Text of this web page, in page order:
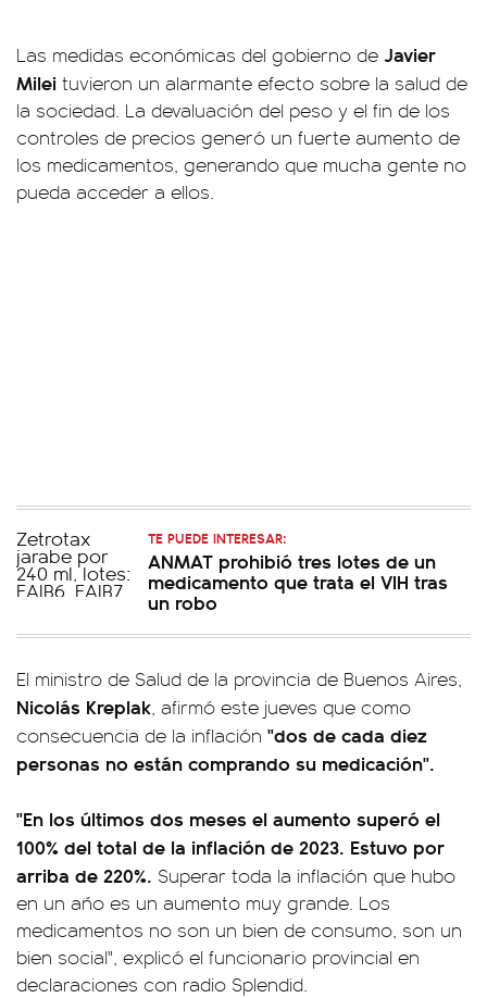
Las medidas económicas del gobierno de Javier
Milei tuvieron un alarmante efecto sobre la salud de
la sociedad. La devaluación del peso y el fin de los
controles de precios generó un fuerte aumento de
los medicamentos, generando que mucha gente no
pueda acceder a ellos.
TE PUEDE INTERESAR:
ANMAT prohibió tres lotes de un
medicamento que trata el VIH tras
un robo
El ministro de Salud de la provincia de Buenos Aires,
Nicolás Kreplak, afirmó este jueves que como
consecuencia de la inflación "dos de cada diez
personas no están comprando su medicación".
"En los últimos dos meses el aumento superó el
100% del total de la inflación de 2023. Estuvo por
arriba de 220%. Superar toda la inflación que hubo
en un año es un aumento muy grande. Los
medicamentos no son un bien de consumo, son un
bien social", explicó el funcionario provincial en
declaraciones con radio Splendid.